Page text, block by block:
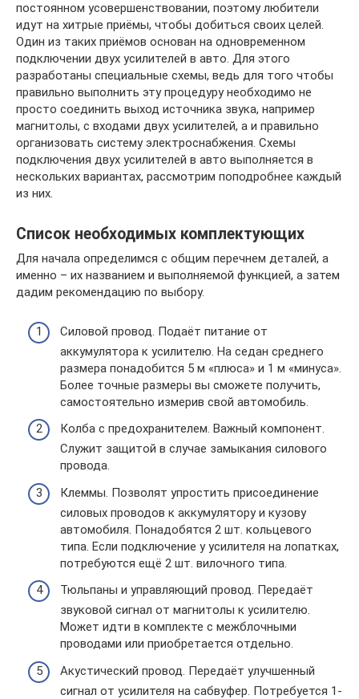
постоянном усовершенствовании, поэтому любители
идут на хитрые приёмы, чтобы добиться своих целей.
Один из таких приёмов основан на одновременном
подключении двух усилителей в авто. Для этого
разработаны специальные схемы, ведь для того чтобы
правильно выполнить эту процедуру необходимо не
просто соединить выход источника звука, например
магнитолы, с входами двух усилителей, а и правильно
организовать систему электроснабжения. Схемы
подключения двух усилителей в авто выполняется в
нескольких вариантах, рассмотрим поподробнее каждый
из них.
Список необходимых комплектующих
Для начала определимся с общим перечнем деталей, а
именно – их названием и выполняемой функцией, а затем
дадим рекомендацию по выбору.
Силовой провод. Подаёт питание от
аккумулятора к усилителю. На седан среднего
размера понадобится 5 м «плюса» и 1 м «минуса».
Более точные размеры вы сможете получить,
самостоятельно измерив свой автомобиль.
Колба с предохранителем. Важный компонент.
Служит защитой в случае замыкания силового
провода.
Клеммы. Позволят упростить присоединение
силовых проводов к аккумулятору и кузову
автомобиля. Понадобятся 2 шт. кольцевого
типа. Если подключение у усилителя на лопатках,
потребуются ещё 2 шт. вилочного типа.
Тюльпаны и управляющий провод. Передаёт
звуковой сигнал от магнитолы к усилителю.
Может идти в комплекте с межблочными
проводами или приобретается отдельно.
Акустический провод. Передаёт улучшенный
сигнал от усилителя на сабвуфер. Потребуется 1-